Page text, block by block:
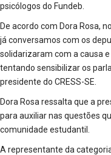
psicólogos do Fundeb.
De acordo com Dora Rosa,
já conversamos com os
solidarizaram com a causa
tentando sensibilizar os
presidente do CRESS-SE.
Dora Rosa ressalta que a
para auxiliar nas questões
comunidade estudantil.
A representante da